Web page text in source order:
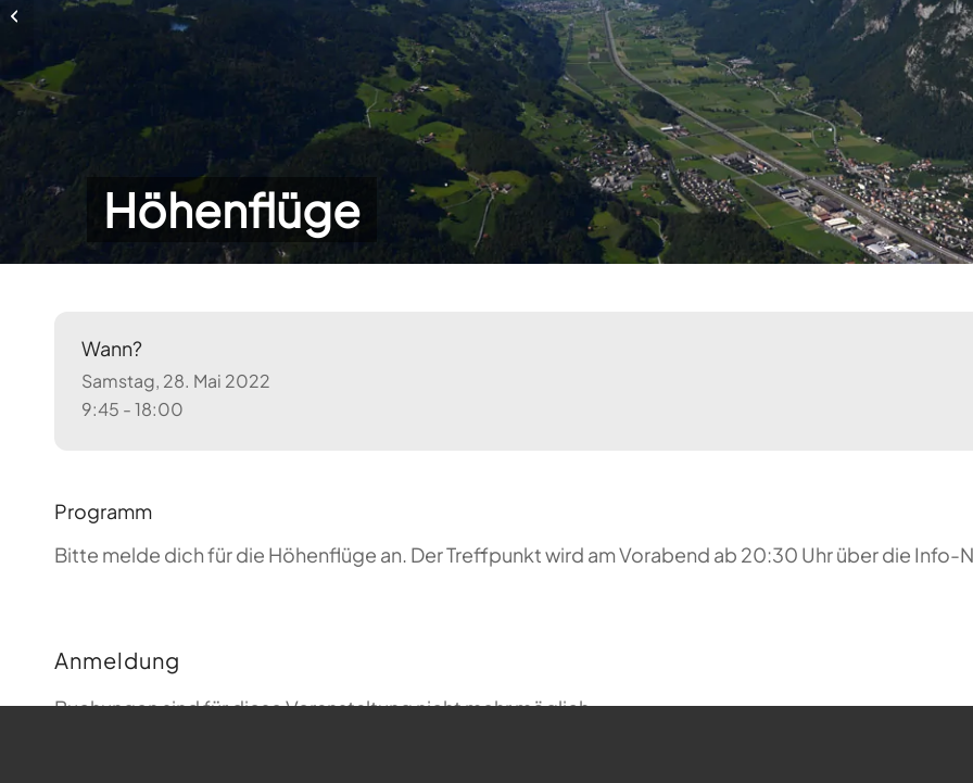
Höhenflüge
Wann?
Samstag, 28. Mai 2022
9:45 - 18:00
Programm
Bitte melde dich für die Höhenflüge an. Der Treffpunkt wird am Vorabend ab 20:30 Uhr über die Info-
Anmeldung
Buchungen sind für diese Veranstaltung nicht mehr möglich.
Höhenflüge